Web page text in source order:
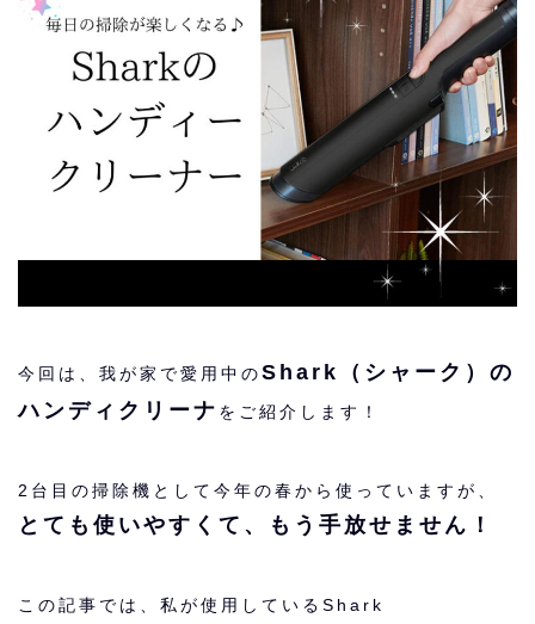
今回は、我が家で愛用中のShark（シャーク）の
ハンディクリーナ をご紹介します！
2台目の掃除機として今年の春から使っていますが、
とても使いやすくて、もう手放せません！
この記事では、私が使用しているShark